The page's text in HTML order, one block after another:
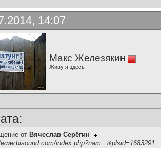
14:07
Макс Железякин
Живу я здесь
от Вячеслав Серёгин
index.php?nam...&plsid=1683291